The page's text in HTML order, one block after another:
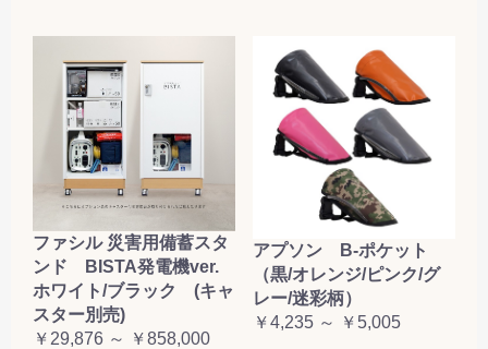
ファシル 災害用備蓄スタ
ンド BISTA発電機ver.
ホワイト/ブラック (キャ
スター別売)
￥29,876 ～ ￥858,000
アプソン B-ポケット
（黒/オレンジ/ピンク/グ
レー/迷彩柄）
￥4,235 ～ ￥5,005